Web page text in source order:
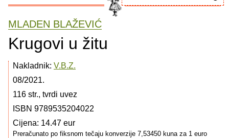
MLADEN BLAŽEVIĆ
Krugovi u žitu
Nakladnik: V.B.Z.
08/2021.
116 str., tvrdi uvez
ISBN 9789535204022
Cijena: 14.47 eur
Preračunato po fiksnom tečaju konverzije 7,53450 kuna za 1 euro